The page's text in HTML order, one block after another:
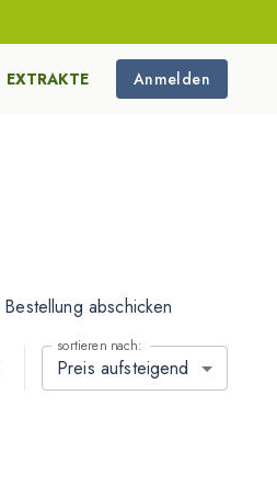
EXTRAKTE Anmelden
Bestellung abschicken
sortieren nach:
Preis aufsteigend